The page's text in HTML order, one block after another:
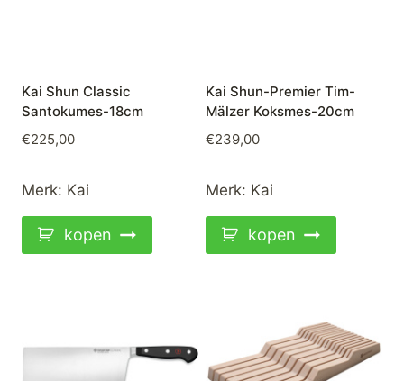
Kai Shun Classic
Santokumes-18cm
€225,00
Merk: Kai
kopen
Kai Shun-Premier Tim-
Mälzer Koksmes-20cm
€239,00
Merk: Kai
kopen